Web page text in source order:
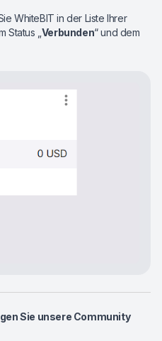
WhiteBIT in der Liste Ihrer
Status „Verbunden“ und dem
Sie unsere Community